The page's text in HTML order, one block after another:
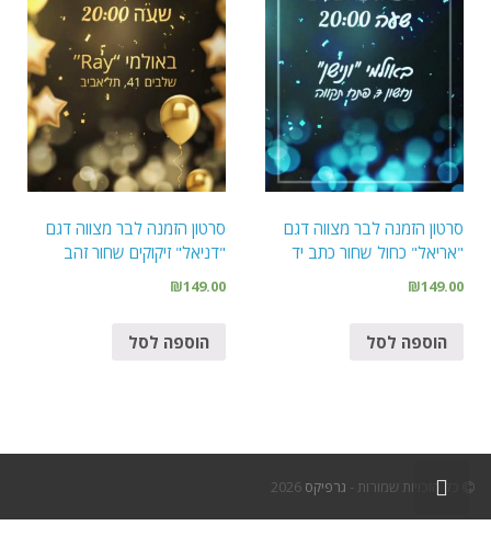
סרטון הזמנה לבר מצווה דגם
"אריאל" כחול שחור כתב יד
₪149.00
הוספה לסל
סרטון הזמנה לבר מצווה דגם
"דניאל" זיקוקים שחור זהב
₪149.00
הוספה לסל
כל הזכויות שמורות - גרפיקס גלילה